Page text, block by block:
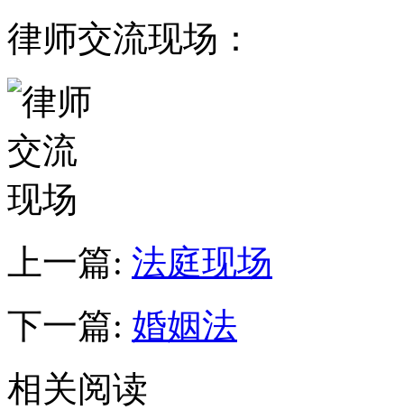
律师交流现场：
上一篇: 法庭现场
下一篇: 婚姻法
相关阅读